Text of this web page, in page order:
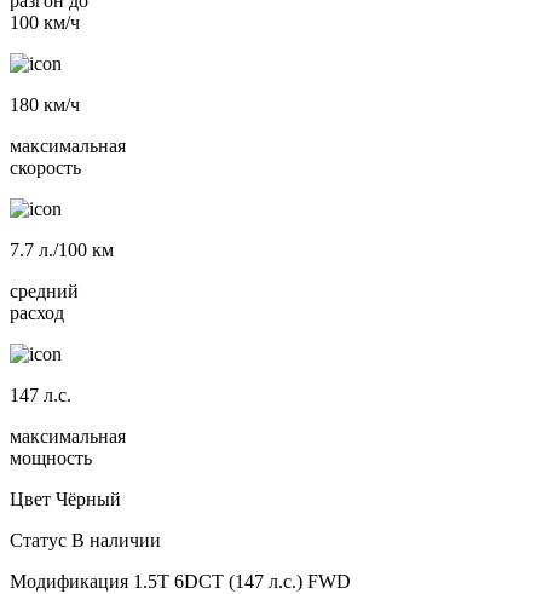
100 км/ч
180 км/ч
максимальная
скорость
7.7 л./100 км
средний
расход
147 л.с.
максимальная
мощность
Цвет Чёрный
Статус В наличии
Модификация 1.5T 6DCT (147 л.с.) FWD